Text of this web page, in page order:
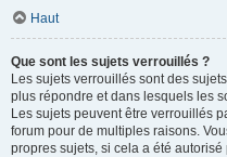
Haut
Que sont les sujets verrouillés ?
Les sujets verrouillés sont des
plus répondre et dans lesquels les
Les sujets peuvent être verrouillés
forum pour de multiples raisons.
propres sujets, si cela a été